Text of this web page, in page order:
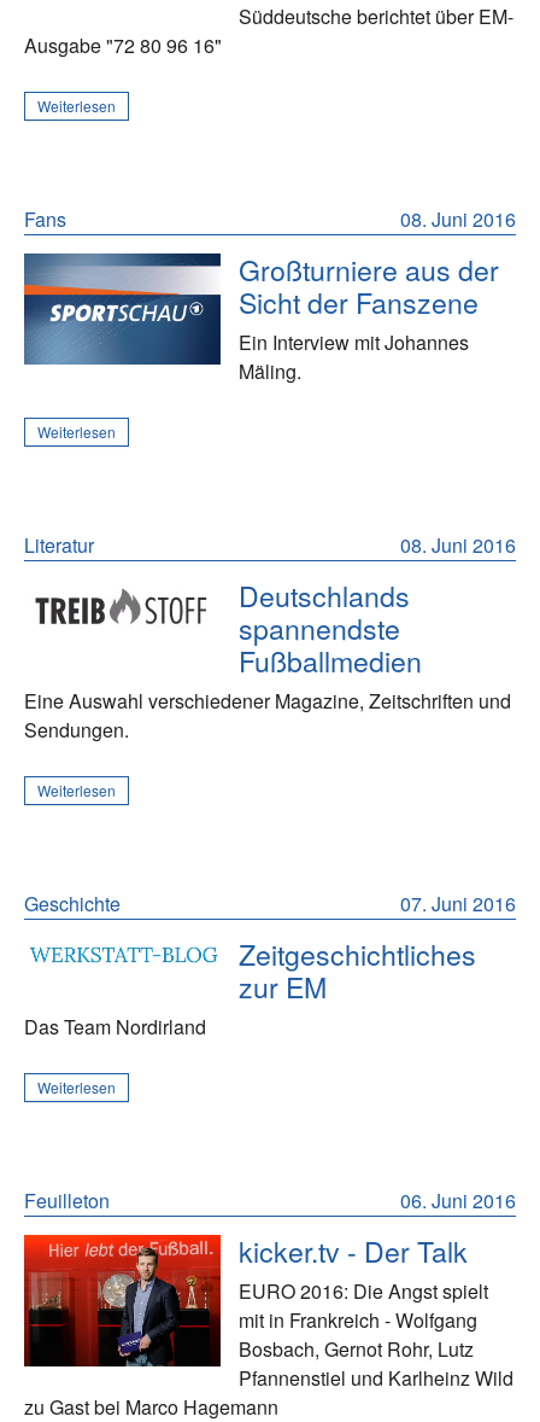
Süddeutsche berichtet über EM-
Ausgabe "72 80 96 16"
Weiterlesen
08. Juni 2016
Fans
Großturniere aus der
Sicht der Fanszene
Ein Interview mit Johannes
Mäling.
Weiterlesen
08. Juni 2016
Literatur
Deutschlands
spannendste
Fußballmedien
Eine Auswahl verschiedener Magazine, Zeitschriften und
Sendungen.
Weiterlesen
07. Juni 2016
Geschichte
Zeitgeschichtliches
zur EM
Das Team Nordirland
Weiterlesen
06. Juni 2016
Feuilleton
kicker.tv - Der Talk
EURO 2016: Die Angst spielt
mit in Frankreich - Wolfgang
Bosbach, Gernot Rohr, Lutz
Pfannenstiel und Karlheinz Wild
zu Gast bei Marco Hagemann